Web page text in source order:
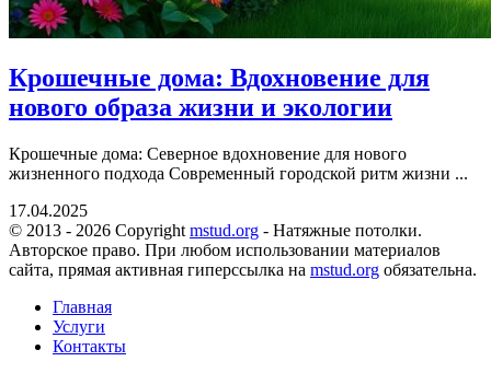
Крошечные дома: Вдохновение для
нового образа жизни и экологии
Крошечные дома: Северное вдохновение для нового
жизненного подхода Современный городской ритм жизни ...
17.04.2025
© 2013 - 2026 Copyright mstud.org - Натяжные потолки.
Авторское право. При любом использовании материалов
сайта, прямая активная гиперссылка на mstud.org обязательна.
Главная
Услуги
Контакты